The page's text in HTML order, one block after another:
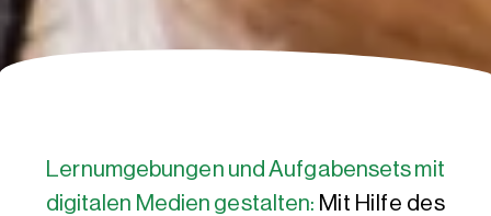
Lernumgebungen und Aufgabensets mit
digitalen Medien gestalten: Mit Hilfe des